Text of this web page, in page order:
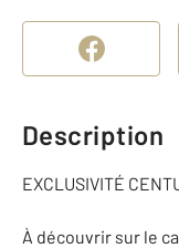
Description
EXCLUSIVITÉ
À découvrir sur le